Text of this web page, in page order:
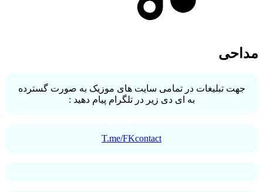
مداحی
جهت تبلیغات در تمامی سایت های موزیک به صورت گسترده
به ای دی زیر در تلگرام پیام دهید :
T.me/FKcontact